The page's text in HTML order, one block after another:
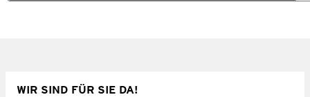
WIR SIND FÜR SIE DA!